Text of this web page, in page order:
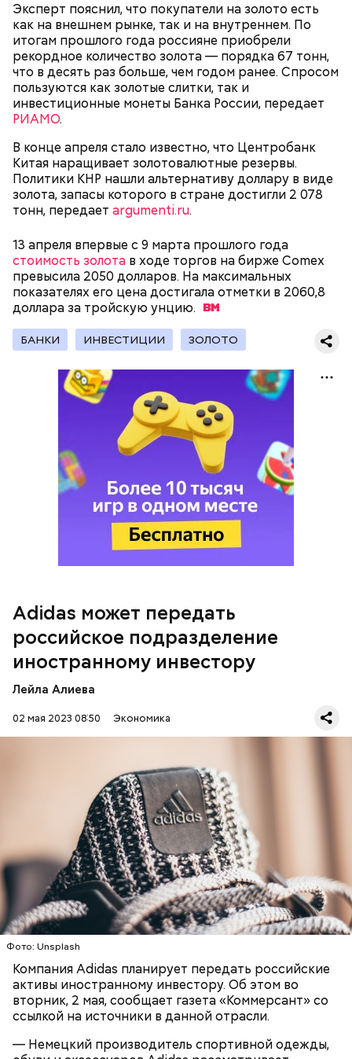
Эксперт пояснил, что покупатели на золото есть
как на внешнем рынке, так и на внутреннем. По
итогам прошлого года россияне приобрели
рекордное количество золота — порядка 67 тонн,
что в десять раз больше, чем годом ранее. Спросом
пользуются как золотые слитки, так и
инвестиционные монеты Банка России, передает
РИАМО.
В конце апреля стало известно, что Центробанк
Китая наращивает золотовалютные резервы.
Политики КНР нашли альтернативу доллару в виде
золота, запасы которого в стране достигли 2 078
тонн, передает argumenti.ru.
13 апреля впервые с 9 марта прошлого года
стоимость золота в ходе торгов на бирже Comex
превысила 2050 долларов. На максимальных
показателях его цена достигала отметки в 2060,8
доллара за тройскую унцию.
БАНКИ ИНВЕСТИЦИИ ЗОЛОТО
Adidas может передать
российское подразделение
иностранному инвестору
Лейла Алиева
02 мая 2023 08:50 Экономика
Фото: Unsplash
Компания Adidas планирует передать российские
активы иностранному инвестору. Об этом во
вторник, 2 мая, сообщает газета «Коммерсант» со
ссылкой на источники в данной отрасли.
— Немецкий производитель спортивной одежды,
Таким образом Adidas сможет перезапустить
порядка 100 наиболее доходных магазинов в
России, пишет «Коммерсант».
закрыл
онлайн-магазин и розничные точки в
РФ в марте 2022 года. При этом возможность
просматривать товар у пользователей
Также стало известно, что американский ретейлер
закрывает все магазины на территории страны.
Президент общероссийской общественной
организации малого и среднего
предпринимательства «Опора России» Александр
Калинин рассказал «Вечерней Москве», почему
в нашу странузавозят одежду ушедших марок
Ушедшие из России зарубежные потребительские
бренды могли потерять в общей сложности около
двух миллиардов долларов. Некоторые компании
решили продать свой бизнес, а другие позднее
уходить передумали. Какие брендывернулись в
Россиюза последние месяцы, как им это удалось и
изменился ли ассортимент — в материале
«Вечерней Москвы».
БИЗНЕС РОССИЯ США
По мнению эксперта по фондовому рынку
компании «БКС Мир инвестиций» Михаила
Зельцера, в этом году стоитсберегать свои
средствав юане и гонконгском долларе. Он
отметил, что в РФ увеличивается
привлекательность валют дружественных
государств в связи с санкционной политикой ряда
стран.